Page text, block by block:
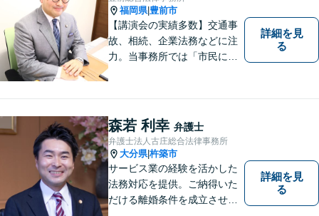
福岡県| 豊前市
【講演会の実績多数】交通事
故、相続、企業法務などに注
力。当事務所では「市民に力
さまが前向きに人生を歩んで
いけるよう、全力でサポート
します。お気軽にご相談くだ
さい【休日面談可】【完全個
室】
詳細を見
る
森若 利幸 弁護士
弁護士法人古庄総合法律事務所
大分県|杵築市
サービス業の経験を活かした
法務対応を提供。ご納得いた
だける離婚条件を成立させる
詳細を見
る